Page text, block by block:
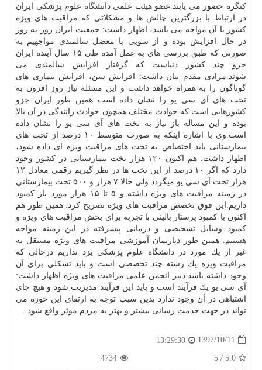
كنگره حضور می یابند.عضو هیئت علمیدانشگاه علوم پزشكی ایران
در ارتباط با بزرگترین چالش ها و مشكلاتی كه مراقبت های ویژه
كشور با آن مواجه می باشد، اظهار داشت: جمعیت ایران روز به روز
در حال افزایش بوده و از سویی با معضل سالمندی مواجهیم به
صورتی كه طبق بررسی های به عمل آمده طی ۱۵ سال آینده ایران
جزو چند كشور دنیاست كه گرفتار افزایش سالمندی می
شوند.مرادی مقدم بیان داشت: افزایش سن، افزایش بیماری های
گوناگون را به همراه خواهد داشت و این مسئله نیاز روز افزون به
تخت های آی سی یو را نشان داده است همین طور ایران جزو
كشورهایی است كه حوادث مختلف همچون حوادث رانندگی در آن بالا
بوده و این مساله باز نیاز به تخت های آی سی یو را نشان داده
است.وی با اشاره اینكه به صورت متوسط ۱۰ درصد از تخت های
بیمارستانی باید اختصاص به تخت های مراقبت ویژه ای داده شود،
اظهار داشت: هم اكنون ۱۲۰ هزار تخت بیمارستانی در كشور وجود
دارد كه اگر ۱۰ درصد از این تخت ها در نظر گیریم رقمی معادل ۱۲
هزار تخت آی سی یو میگردد ولی حالا ۷ هزار و ۵۰۰ تخت بیمارستانی
در زمینه مراقبت های ویژه داشته و ۵ تا ۱۵ هزار مورد باز كمبود
داریم.این فوق تخصص مراقبت های ویژه تصریح كرد: همین طور هم
اكنون با كمبود پرستار بالینی با تجربه برای بخش مراقبت های ویژه و
كمبود وسایل تشخیصی و درمانی پیشرفته در این زمینه مواجه
هستیم. همین طور دپارتمان آموزشی مراقبت های ویژه مستقل به
غیر از یك مورد در دانشگاه علوم پزشكی یزد نداریم درحالی كه
مراقبت ویژه یك رشته چند تخصصی است و باید تشكلی برای آن
وجود داشته باشد.دبیر انجمن علمی مراقبت های ویژه اظهار داشت:
آی سی یو یك فرآیند است و باید این فرآیند مدیریت شود و هیچ جای
اشتباهی در آن وجود ندارد بدین سبب توجه به ارتقای این حوزه می
تواند در جهت خدمت رسانی بیشتر و بهتر به مردم موثر واقع شود.
1397/10/11
13:29:30
5.0
/
5
4734